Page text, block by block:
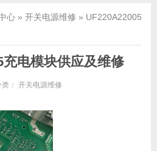
心 » 开关电源维修 » UF220A22005
电模块供应及维修
： 开关电源维修